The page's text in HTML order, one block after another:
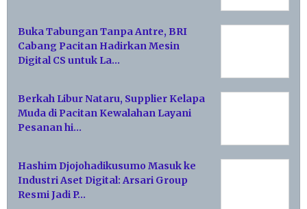
Buka Tabungan Tanpa Antre, BRI
Cabang Pacitan Hadirkan Mesin
Digital CS untuk La…
Berkah Libur Nataru, Supplier Kelapa
Muda di Pacitan Kewalahan Layani
Pesanan hi…
Hashim Djojohadikusumo Masuk ke
Industri Aset Digital: Arsari Group
Resmi Jadi P…